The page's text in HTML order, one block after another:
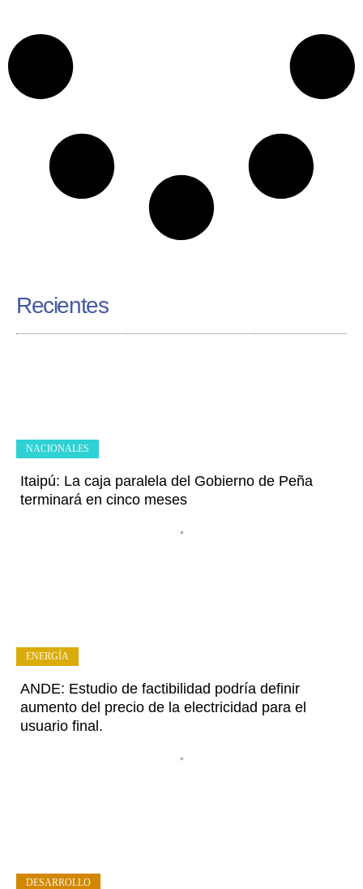
Recientes
Itaipú: La caja paralela del Gobierno de Peña
terminará en cinco meses
•
NACIONALES
ANDE: Estudio de factibilidad podría definir
aumento del precio de la electricidad para el
usuario final.
•
ENERGÍA
DESARROLLO